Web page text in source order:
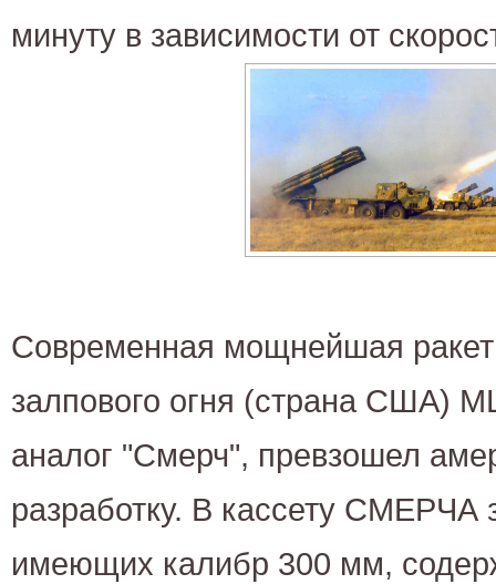
минуту в зависимости от
Современная мощнейшая
залпового огня (страна США)
аналог "Смерч", превзошел
разработку. В кассету СМЕРЧА
имеющих калибр 300 мм,